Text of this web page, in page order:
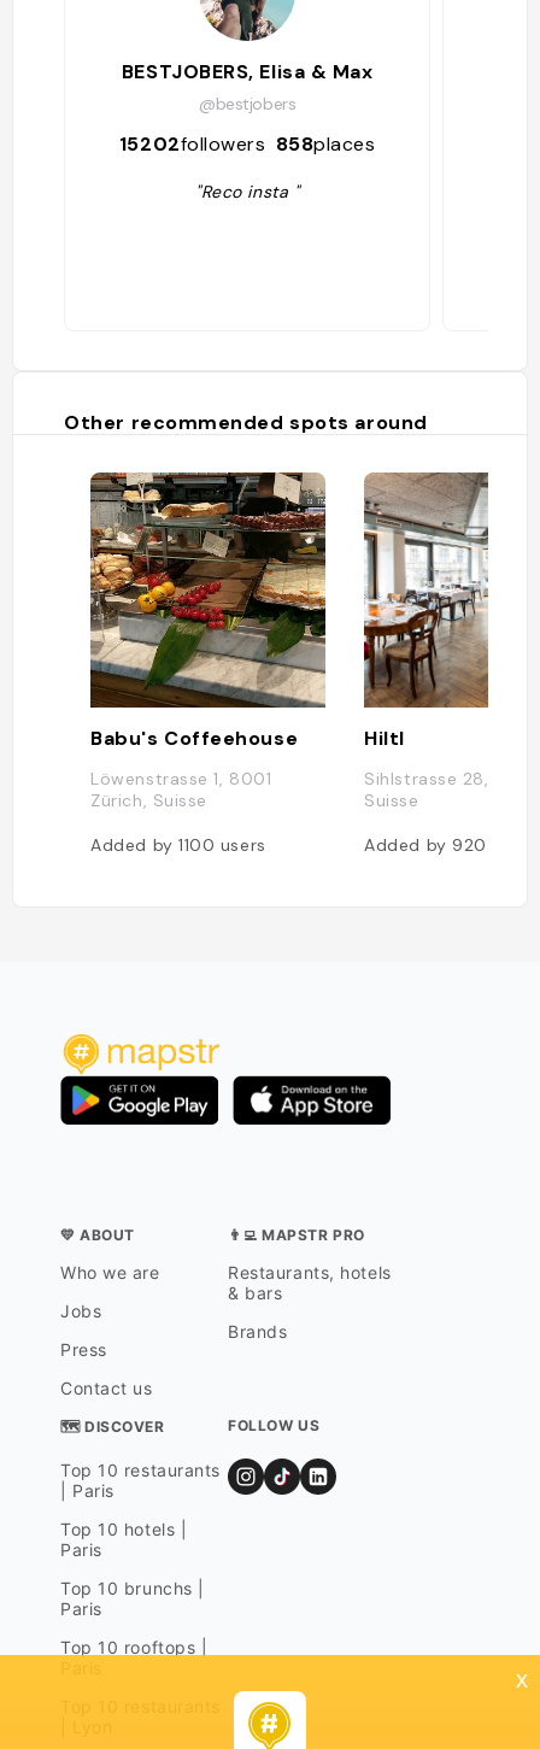
BESTJOBERS, Elisa & Max
@bestjobers
15202followers 858places
"Reco insta "
Other recommended spots around
Babu's Coffeehouse
Löwenstrasse 1, 8001
Zürich, Suisse
Added by1100 users
Hiltl
Sihlstrasse 28,
Suisse
Added by 920
💛 ABOUT
Who we are
Jobs
Press
Contact us
👨‍💻 MAPSTR PRO
Restaurants, hotels
& bars
Brands
🗺 DISCOVER
Top 10 restaurants
| Paris
Top 10 hotels |
Paris
Top 10 brunchs |
Paris
Top 10 rooftops |
FOLLOW US
x